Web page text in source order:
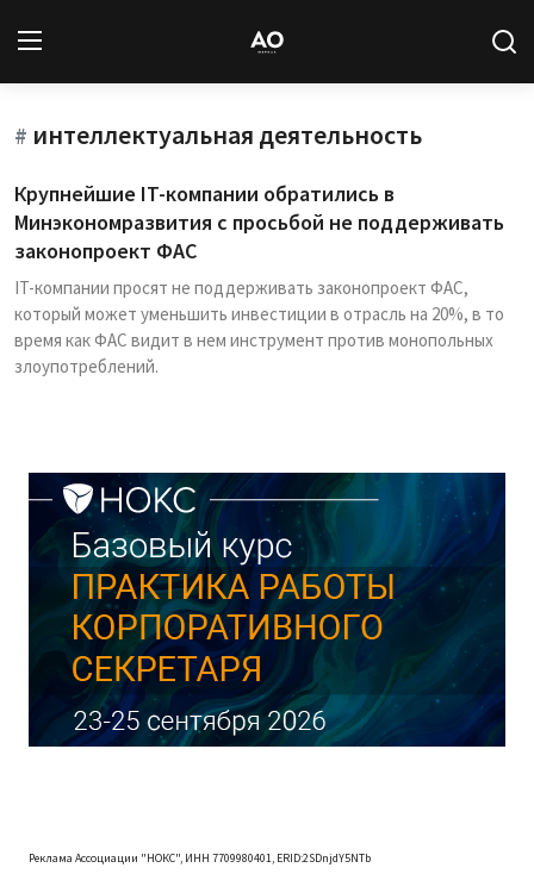
Вход Регистрация
Новости
Статьи
Авторы
Архив
Подписка
# интеллектуальная деятельность
Крупнейшие IT-компании обратились в
Минэкономразвития с просьбой не поддерживать
законопроект ФАС
IT-компании просят не поддерживать законопроект ФАС,
который может уменьшить инвестиции в отрасль на 20%, в то
время как ФАС видит в нем инструмент против монопольных
злоупотреблений.
Реклама Ассоциации "НОКС", ИНН 7709980401, ERID:2SDnjdY5NTb